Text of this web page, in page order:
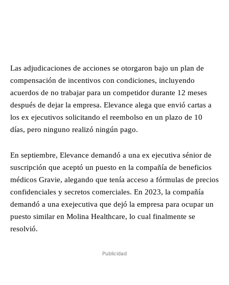
Las adjudicaciones de acciones se otorgaron bajo un plan de
compensación de incentivos con condiciones, incluyendo
acuerdos de no trabajar para un competidor durante 12 meses
después de dejar la empresa. Elevance alega que envió cartas a
los ex ejecutivos solicitando el reembolso en un plazo de 10
días, pero ninguno realizó ningún pago.
En septiembre, Elevance demandó a una ex ejecutiva sénior de
suscripción que aceptó un puesto en la compañía de beneficios
médicos Gravie, alegando que tenía acceso a fórmulas de precios
confidenciales y secretos comerciales. En 2023, la compañía
demandó a una exejecutiva que dejó la empresa para ocupar un
puesto similar en Molina Healthcare, lo cual finalmente se
resolvió.
Publicidad